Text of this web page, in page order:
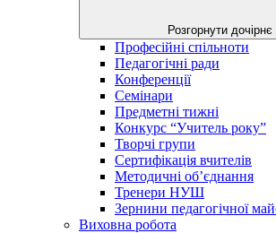
Розгорнути
Професійні спільноти
Педагогічні ради
Конференції
Семінари
Предметні тижні
Конкурс “Учитель року”
Творчі групи
Сертифікація вчителів
Методичні об’єднання
Тренери НУШ
Зернини педагогічної
Виховна робота